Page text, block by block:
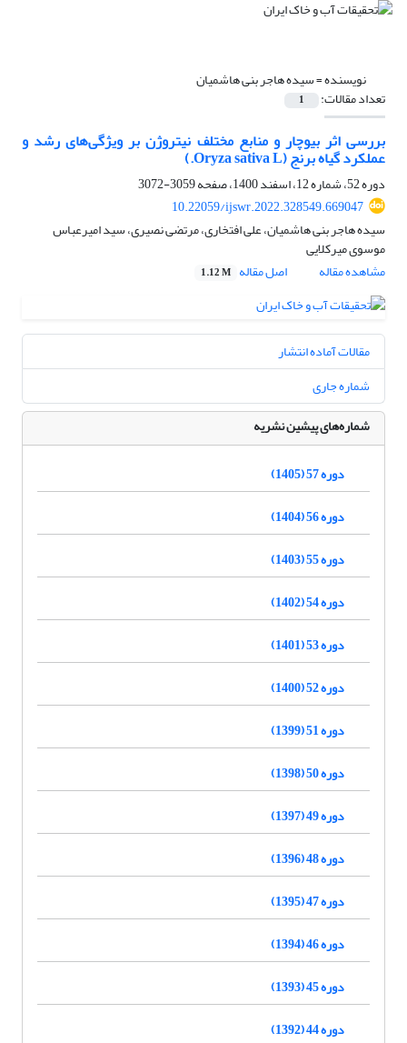
نویسنده =سیده هاجر بنی هاشمیان
تعداد مقالات: 1
بررسی اثر بیوچار و منابع مختلف نیتروژن بر ویژگی‌های رشد و
عملکرد گیاه برنج (Oryza sativa L.)
دوره 52، شماره 12، اسفند 1400، صفحه
3059-3072
10.22059/ijswr.2022.328549.669047
سیده هاجر بنی هاشمیان، علی افتخاری، مرتضی نصیری، سید امیرعباس
موسوی میرکلایی
مشاهده مقاله
اصل مقاله 1.12 M
مقالات آماده انتشار
شماره جاری
شماره‌های پیشین نشریه
دوره 57 (1405)
دوره 56 (1404)
دوره 55 (1403)
دوره 54 (1402)
دوره 53 (1401)
دوره 52 (1400)
دوره 51 (1399)
دوره 50 (1398)
دوره 49 (1397)
دوره 48 (1396)
دوره 47 (1395)
دوره 46 (1394)
دوره 45 (1393)
دوره 44 (1392)